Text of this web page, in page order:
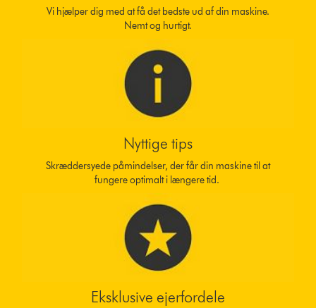
Vi hjælper dig med at få det bedste ud af din maskine.
Nemt og hurtigt.
Nyttige tips
Skræddersyede påmindelser, der får din maskine til at
fungere optimalt i længere tid.
Eksklusive ejerfordele